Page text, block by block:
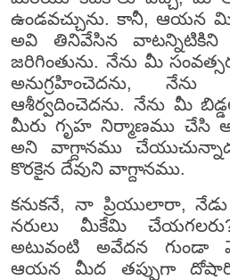
ఉండవచ్చును. కానీ, ఆయన
అవి తినివేసిన
జరిగింతును. నేను మీ
అనుగ్రహించెదను,
ఆశీర్వదించెదను. నేను మీ
మీరు గృహ నిర్మాణము చేసి
అని వాగ్దానము
కొరకైన దేవుని వాగ్దానము.
కనుకనే, నా ప్రియులారా,
నరులు మీకేమి
అటువంటి అవేదన గుండా
ఆయన మీద తప్పుగా